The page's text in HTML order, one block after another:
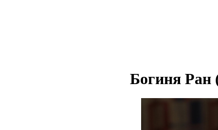
Богиня Ран